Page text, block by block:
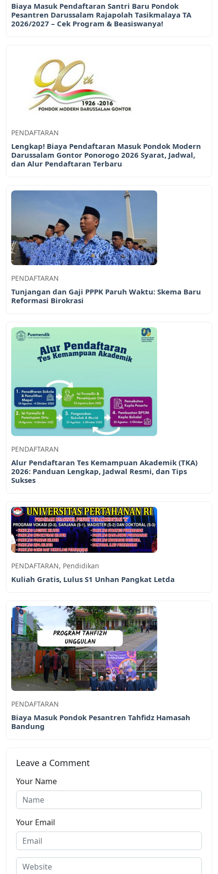
Biaya Masuk Pendaftaran Santri Baru Pondok
Pesantren Darussalam Rajapolah Tasikmalaya TA
2026/2027 – Cek Program & Beasiswanya!
PENDAFTARAN
Lengkap! Biaya Pendaftaran Masuk Pondok Modern
Darussalam Gontor Ponorogo 2026 Syarat, Jadwal,
dan Alur Pendaftaran Terbaru
PENDAFTARAN
Tunjangan dan Gaji PPPK Paruh Waktu: Skema Baru
Reformasi Birokrasi
PENDAFTARAN
Alur Pendaftaran Tes Kemampuan Akademik (TKA)
2026: Panduan Lengkap, Jadwal Resmi, dan Tips
Sukses
PENDAFTARAN, Pendidikan
Kuliah Gratis, Lulus S1 Unhan Pangkat Letda
PENDAFTARAN
Biaya Masuk Pondok Pesantren Tahfidz Hamasah
Bandung
Leave a Comment
Your Name
Your Email